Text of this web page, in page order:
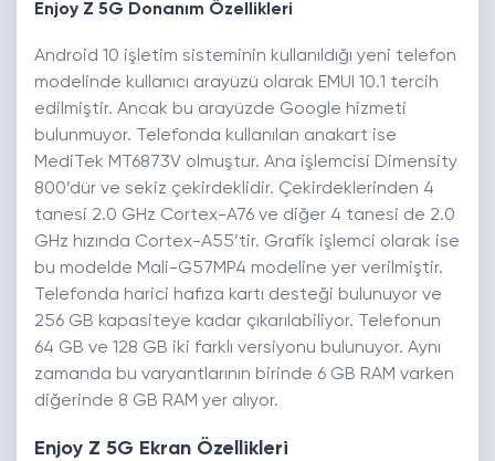
Enjoy Z 5G Donanım Özellikleri
Android 10 işletim sisteminin kullanıldığı yeni telefon
modelinde kullanıcı arayüzü olarak EMUI 10.1 tercih
edilmiştir. Ancak bu arayüzde Google hizmeti
bulunmuyor. Telefonda kullanılan anakart ise
MediTek MT6873V olmuştur. Ana işlemcisi Dimensity
800’dür ve sekiz çekirdeklidir. Çekirdeklerinden 4
tanesi 2.0 GHz Cortex-A76 ve diğer 4 tanesi de 2.0
GHz hızında Cortex-A55’tir. Grafik işlemci olarak ise
bu modelde Mali-G57MP4 modeline yer verilmiştir.
Telefonda harici hafıza kartı desteği bulunuyor ve
256 GB kapasiteye kadar çıkarılabiliyor. Telefonun
64 GB ve 128 GB iki farklı versiyonu bulunuyor. Aynı
zamanda bu varyantlarının birinde 6 GB RAM varken
diğerinde 8 GB RAM yer alıyor.
Enjoy Z 5G Ekran Özellikleri